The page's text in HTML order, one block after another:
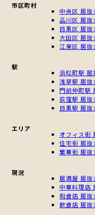
市区町村
中央区 居抜
品川区 居抜
目黒区 居抜
大田区 居抜
江東区 居抜
駅
浜松町駅 居
浅草駅 居抜
門前仲町駅
荻窪駅 居抜
目黒駅 居抜
エリア
オフィス街
住宅街 居抜
繁華街 居抜
現況
居酒屋 居抜
中華料理店
和食店 居抜
飲食店 居抜